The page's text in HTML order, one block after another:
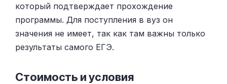
который подтверждает прохождение
программы. Для поступления в вуз он
значения не имеет, так как там важны только
результаты самого ЕГЭ.
Стоимость и условия